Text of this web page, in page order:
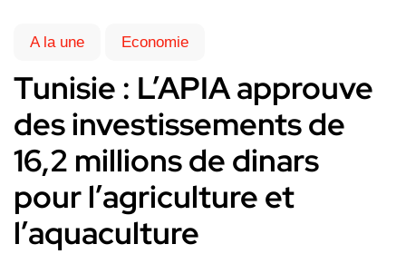
A la une Economie
Tunisie : L’APIA approuve
des investissements de
16,2 millions de dinars
pour l’agriculture et
l’aquaculture